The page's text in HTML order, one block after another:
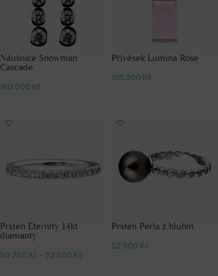
Náušnice Snowman
Cascade
160 000 Kč
Přívěsek Lumina Rose
105 300 Kč
Prsten Eternity 14kt
diamanty
50 750 Kč – 52 500 Kč
Prsten Perla z hlubin
52 500 Kč